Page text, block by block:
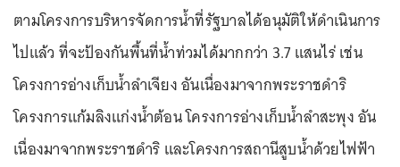
ตามโครงการบริหารจัดการน้ำที่รัฐบาลได้อนุมัติให้ดำเนินการ
ไปแล้ว ที่จะป้องกันพื้นที่น้ำท่วมได้มากกว่า 3.7 แสนไร่ เช่น
โครงการอ่างเก็บน้ำลำเจียง อันเนื่องมาจากพระราชดำริ
โครงการแก้มลิงแก่งน้ำต้อน โครงการอ่างเก็บน้ำลำสะพุง อัน
เนื่องมาจากพระราชดำริ และโครงการสถานีสูบน้ำด้วยไฟฟ้า